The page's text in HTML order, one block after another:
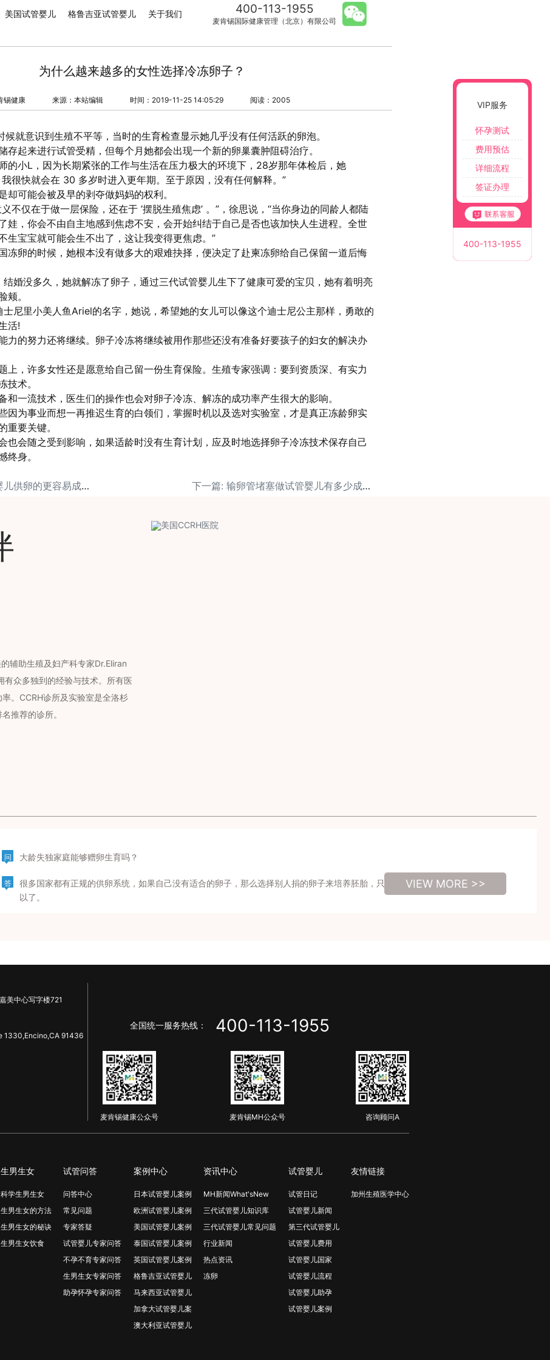
美国试管婴儿 格鲁吉亚试管婴儿 关于我们 400-113-1955
麦肯锡国际健康管理（北京）有限公司
为什么越来越多的女性选择冷冻卵子？
锡健康 来源：本站编辑 时间：2019-11-25 14:05:29 阅读：2005
就意识到生殖不平等，当时的生育检查显示她几乎没有任何活跃的卵泡。
存起来进行试管受精，但每个月她都会出现一个新的卵巢囊肿阻碍治疗。
的小L，因为长期紧张的工作与生活在压力极大的环境下，28岁那年体检后，她
很快就会在 30 多岁时进入更年期。至于原因，没有任何解释。”
却可能会被及早的剥夺做妈妈的权利。
不仅在于做一层保险，还在于 ’摆脱生殖焦虑’ 。”，徐思说，“当你身边的同龄人都陆
娃，你会不由自主地感到焦虑不安，会开始纠结于自己是否也该加快人生进程。全世
生宝宝就可能会生不出了，这让我变得更焦虑。”
冻卵的时候，她根本没有做多大的艰难抉择，便决定了赴柬冻卵给自己保留一道后悔
婚没多久，她就解冻了卵子，通过三代试管婴儿生下了健康可爱的宝贝，她有着明亮
颊。
尼里小美人鱼Ariel的名字，她说，希望她的女儿可以像这个迪士尼公主那样，勇敢的
活!
力的努力还将继续。卵子冷冻将继续被用作那些还没有准备好要孩子的妇女的解决办
上，许多女性还是愿意给自己留一份生育保险。生殖专家强调：要到资质深、有实力
技术。
和一流技术，医生们的操作也会对卵子冷冻、解冻的成功率产生很大的影响。
因为事业而想一再推迟生育的白领们，掌握时机以及选对实验室，才是真正冻龄卵实
重要关键。
也会随之受到影响，如果适龄时没有生育计划，应及时地选择卵子冷冻技术保存自己
终身。
上一篇: 为什么试管婴儿供卵的更容易成功，更不容易流产？ 下一篇: 输卵管堵塞做试管婴儿有多少成功率？
辅助生殖及妇产科专家Dr.Eliran
众多独到的经验与技术。所有医
。CCRH诊所及实验室是全洛杉
推荐的诊所。
问 大龄失独家庭能够赠卵生育吗？
答
很多国家都有正规的供卵系统，如果自己没有适合的卵子，那么选择别人捐的卵子来培养胚胎，只要提供申请，检查条件合格就可
以了。
VIEW MORE >>
美中心写字楼721
1330,Encino,CA 91436
全国统一服务热线： 400-113-1955
麦肯锡健康公众号 麦肯锡MH公众号 咨询顾问A
生男生女
科学生男生女
生男生女的方法
生男生女的秘诀
生男生女饮食
试管问答
问答中心
常见问题
专家答疑
试管婴儿专家问答
不孕不育专家问答
生男生女专家问答
助孕怀孕专家问答
案例中心
日本试管婴儿案例
欧洲试管婴儿案例
美国试管婴儿案例
泰国试管婴儿案例
英国试管婴儿案例
格鲁吉亚试管婴儿
马来西亚试管婴儿
加拿大试管婴儿案
澳大利亚试管婴儿
资讯中心
MH新闻What'sNew
三代试管婴儿知识库
三代试管婴儿常见问题
行业新闻
热点资讯
冻卵
试管婴儿
试管日记
试管婴儿新闻
第三代试管婴儿
试管婴儿费用
试管婴儿国家
试管婴儿流程
试管婴儿助孕
试管婴儿案例
友情链接
加州生殖医学中心
VIP服务
怀孕测试
费用预估
详细流程
签证办理
400-113-1955